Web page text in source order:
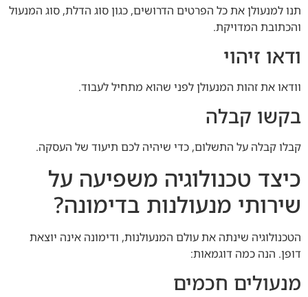
תנו למנעולן את כל הפרטים הדרושים, כגון סוג הדלת, סוג המנעול
והכתובת המדויקת.
ודאו זיהוי
וודאו את זהות המנעולן לפני שהוא מתחיל לעבוד.
בקשו קבלה
קבלו קבלה על התשלום, כדי שיהיה לכם תיעוד של העסקה.
כיצד טכנולוגיה משפיעה על
שירותי מנעולנות בדימונה?
הטכנולוגיה שינתה את עולם המנעולנות, ודימונה אינה יוצאת
דופן. הנה כמה דוגמאות:
מנעולים חכמים